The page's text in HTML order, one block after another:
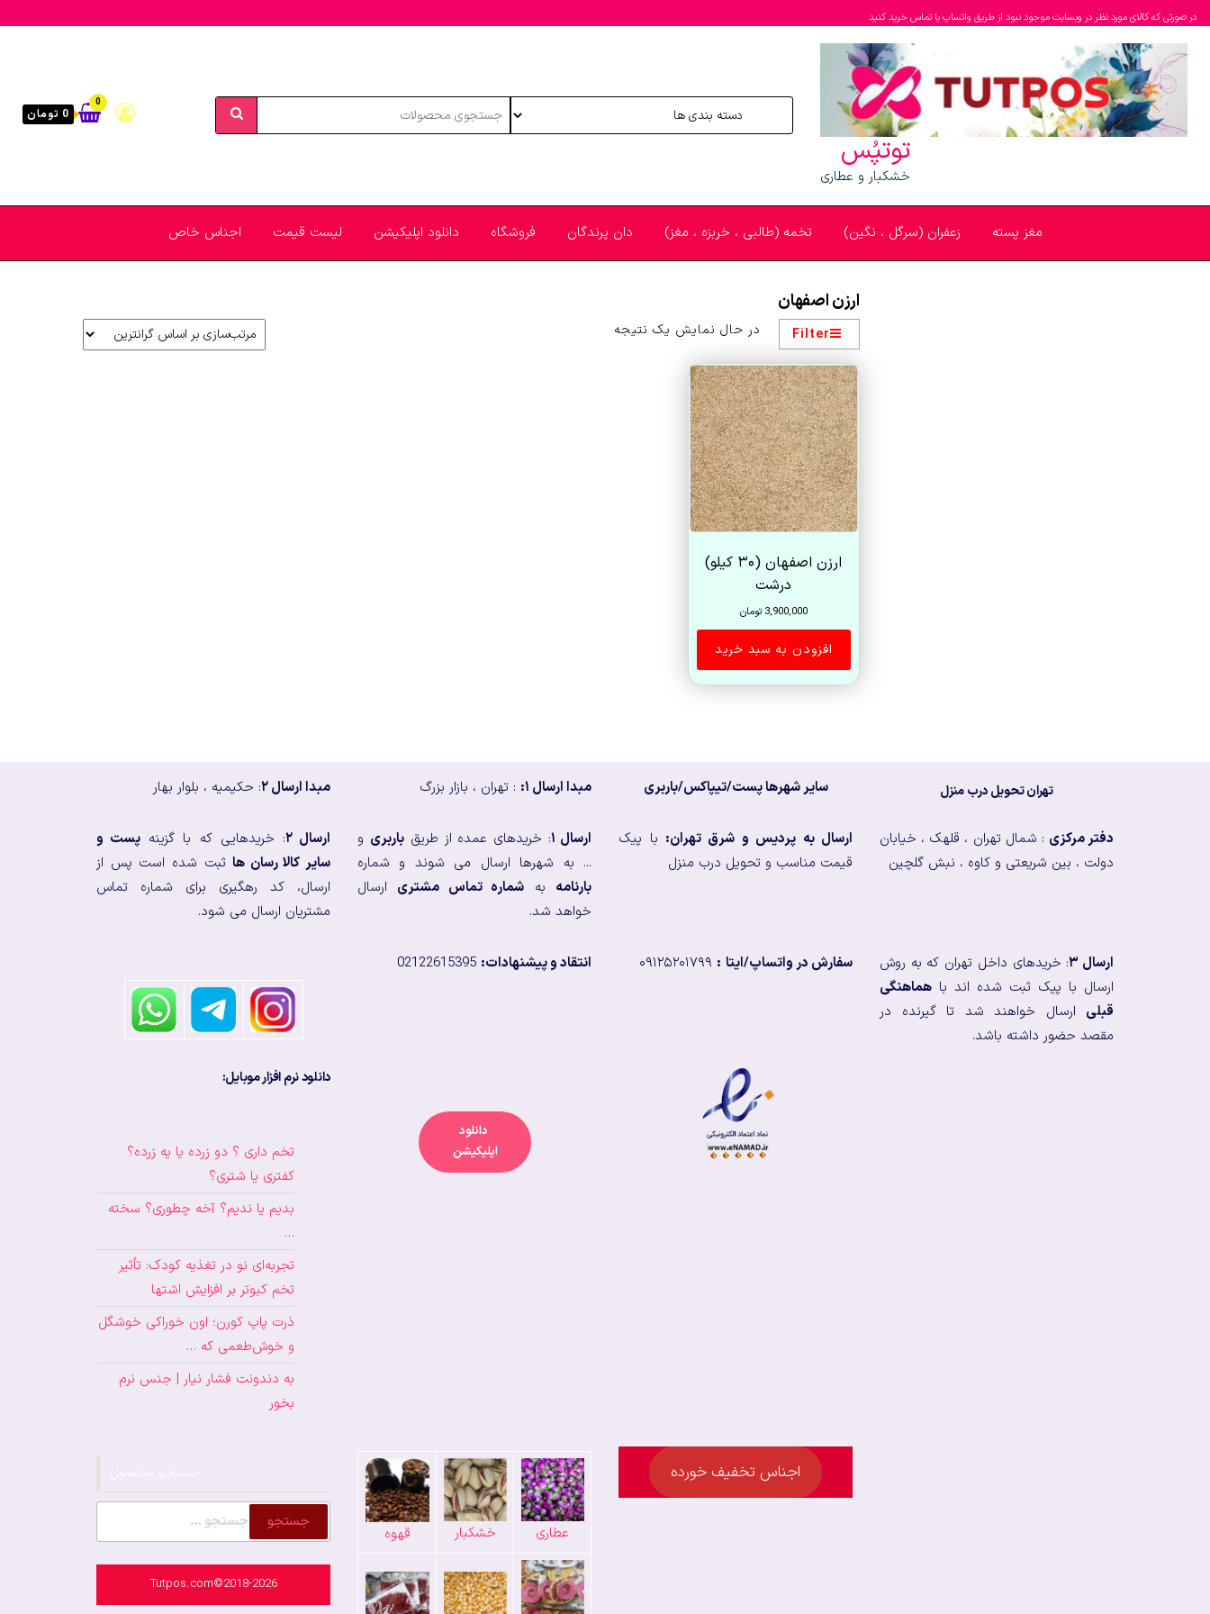
در صورتی که کالای مورد نظر در وبسایت موجود نبود از طریق واتساپ یا تماس خرید کنید
توتپُس
خشکبار و عطاری
0
0 تومان
مغز پسته زعفران (سرگل ، نگین) تخمه (طالبی ، خربزه ، مغز) دان پرندگان فروشگاه دانلود اپلیکیشن لیست قیمت اجناس خاص
ارزن اصفهان
Filter در حال نمایش یک نتیجه
ارزن اصفهان (۳۰ کیلو)
درشت
3,900,000 تومان
افزودن به سبد خرید
تهران تحویل درب منزل سایر شهرها پست/تیپاکس/باربری مبدا ارسال ۱: : تهران ، بازار بزرگ مبدا ارسال ۲ : حکیمیه ، بلوار بهار
دفتر مرکزی : شمال تهران ، قلهک ، خیابان
دولت ، بین شریعتی و کاوه ، نبش گلچین
ارسال به پردیس و شرق تهران: با پیک
قیمت مناسب و تحویل درب منزل
ارسال ۱ : خریدهای عمده از طریقباربری و
... به شهرها ارسال می شوند و شماره
بارنامه به شماره تماس مشتری ارسال
خواهد شد.
ارسال ۲ : خریدهایی که با گزینه پست و
سایر کالا رسان هاثبت شده است پس از
ارسال، کد رهگیری برای شماره تماس
مشتریان ارسال می شود.
ارسال ۳
: خریدهای داخل تهران که به روش
ارسال با پیک ثبت شده اند با هماهنگی
قبلی ارسال خواهند شد تا گیرنده در
مقصد حضور داشته باشد.
سفارش در واتساپ/ایتا : انتقاد و پیشنهادات:
دانلود نرم افزار موبایل:
دانلود
اپلیکیشن
تخم داری ؟ دو زرده یا یه زرده؟
کفتری یا شتری؟
بدیم یا ندیم؟ آخه چطوری؟ سخته
…
تجربه‌ای نو در تغذیه کودک: تأثیر
تخم کبوتر بر افزایش اشتها
ذرت پاپ کورن؛ اون خوراکی خوشگل
و خوش‌طعمی که …
به دندونت فشار نیار | جنس نرم
بخور
اجناس تخفیف خورده
عطاری خشکبار قهوه
جستجو
برای:
Tutpos.com©2018-2026